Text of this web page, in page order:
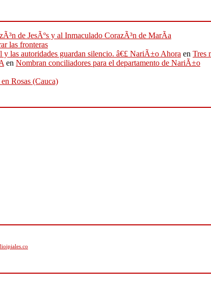
de JesÃºs y al Inmaculado CorazÃ³n de MarÃ­a
las fronteras
y las autoridades guardan silencio. â€£ NariÃ±o Ahora en Tres
en Nombran conciliadores para el departamento de NariÃ±o
Rosas (Cauca)